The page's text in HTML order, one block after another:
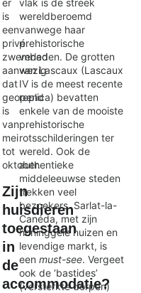
er
is
een
privé
zwembad
aanwezig
dat
geopend
is
van
mei
tot
oktober.
Zijn
huisdieren
toegestaan
in
de
accommodatie?
vlak is de streek
wereldberoemd
vanwege haar
prehistorische
verleden. De grotten
van Lascaux (Lascaux
IV is de meest recente
replica) bevatten
enkele van de mooiste
prehistorische
rotsschilderingen ter
wereld. Ook de
authentieke
middeleeuwse steden
trekken veel
bezoekers. Sarlat-la-
Canéda, met zijn
honinggele huizen en
levendige markt, is
een must-see. Vergeet
ook de ‘bastides’
(versterkte dorpen)